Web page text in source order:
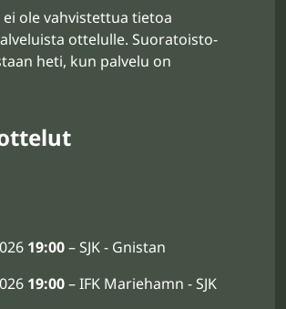
ei ole vahvistettua tietoa
ottelulle. Suoratoisto-
heti, kun palvelu on
19:00– SJK - Gnistan
19:00– IFK Mariehamn - SJK